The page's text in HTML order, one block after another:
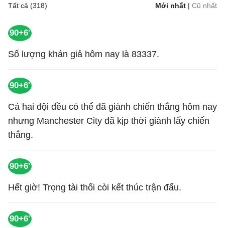
Tất cả (318) Mới nhất | Cũ nhất
90+6'
Số lượng khán giả hôm nay là 83337.
90+6'
Cả hai đội đều có thể đã giành chiến thắng hôm nay
nhưng Manchester City đã kịp thời giành lấy chiến
thắng.
90+6'
Hết giờ! Trọng tài thổi còi kết thúc trận đấu.
90+6'